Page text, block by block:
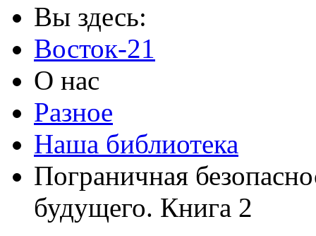
Вы здесь:
Восток-21
О нас
Разное
Наша библиотека
Пограничная
будущего. Книга 2